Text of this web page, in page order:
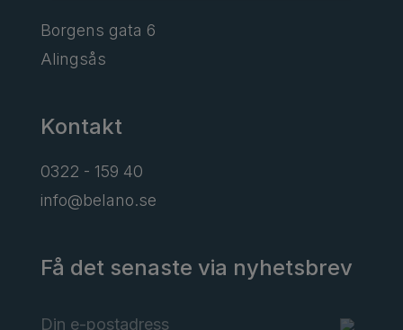
Borgens gata 6
Alingsås
Kontakt
0322 - 159 40
info@belano.se
Få det senaste via nyhetsbrev